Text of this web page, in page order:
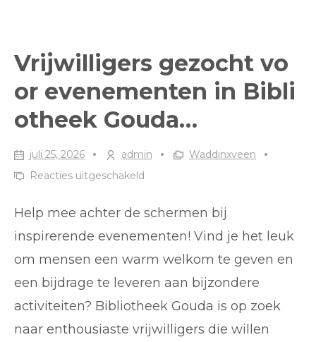
Vrijwilligers gezocht vo
or evenementen in Bibli
otheek Gouda…
juli 25, 2026 admin
Waddinxveen
Reacties uitgeschakeld
gezocht
in
Bibliotheek
Gouda…
Help mee achter de schermen bij
inspirerende evenementen! Vind je het leuk
om mensen een warm welkom te geven en
een bijdrage te leveren aan bijzondere
activiteiten? Bibliotheek Gouda is op zoek
naar enthousiaste vrijwilligers die willen